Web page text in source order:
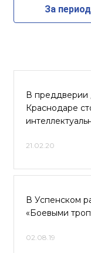
За период
В преддверии
Краснодаре
21.02.20
В Успенском
«Боевыми
02.08.19